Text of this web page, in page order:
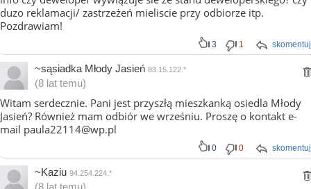
duzo reklamacji/ zastrzeżeń mieliscie przy odbiorze itp.
Pozdrawiam!
skomentuj
3 1
~sąsiadka Młody Jasień 83.15.122.*
(8 lat temu)
Witam serdecznie. Pani jest przyszłą mieszkanką osiedla Młody
Jasień? Również mam odbiór we wrześniu. Proszę o kontakt e-
mail paula22114@wp.pl
skomentuj
0 0
~Kaziu 94.254.224.*
(8 lat temu)